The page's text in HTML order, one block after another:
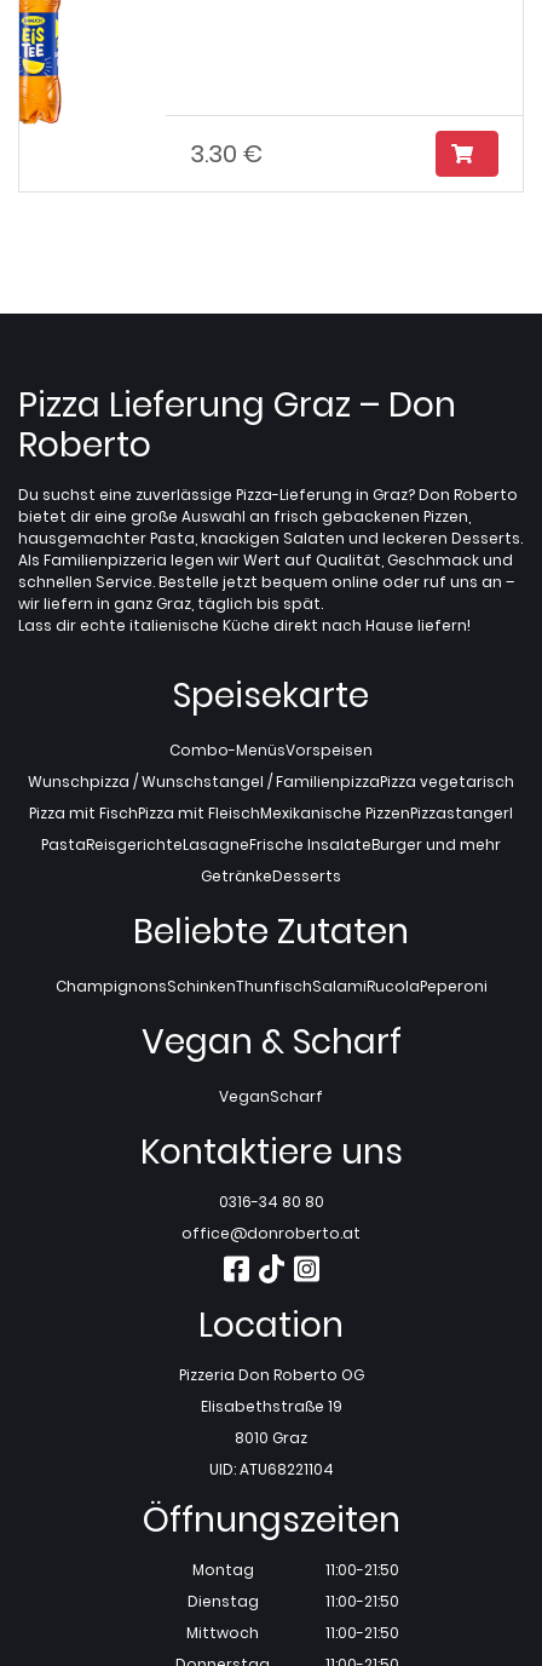
3.30 €
Pizza Lieferung Graz – Don
Roberto
Du suchst eine zuverlässige Pizza-Lieferung in Graz? Don Roberto
bietet dir eine große Auswahl an frisch gebackenen Pizzen,
hausgemachter Pasta, knackigen Salaten und leckeren Desserts.
Als Familienpizzeria legen wir Wert auf Qualität, Geschmack und
schnellen Service. Bestelle jetzt bequem online oder ruf uns an –
wir liefern in ganz Graz, täglich bis spät.
Lass dir echte italienische Küche direkt nach Hause liefern!
Speisekarte
Combo-MenüsVorspeisen
Wunschpizza / Wunschstangel / FamilienpizzaPizza vegetarisch
Pizza mit FischPizza mit FleischMexikanische PizzenPizzastangerl
PastaReisgerichteLasagneFrische InsalateBurger und mehr
GetränkeDesserts
Beliebte Zutaten
ChampignonsSchinkenThunfischSalamiRucolaPeperoni
Vegan & Scharf
VeganScharf
Kontaktiere uns
0316-34 80 80
office@donroberto.at
Location
Pizzeria Don Roberto OG
Elisabethstraße 19
8010 Graz
UID: ATU68221104
Öffnungszeiten
Montag
Dienstag
Mittwoch
11:00-21:50
11:00-21:50
11:00-21:50